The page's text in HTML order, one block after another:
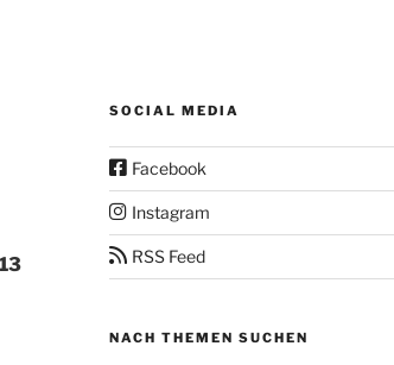
SOCIAL MEDIA
Facebook
Instagram
RSS Feed
NACH THEMEN SUCHEN